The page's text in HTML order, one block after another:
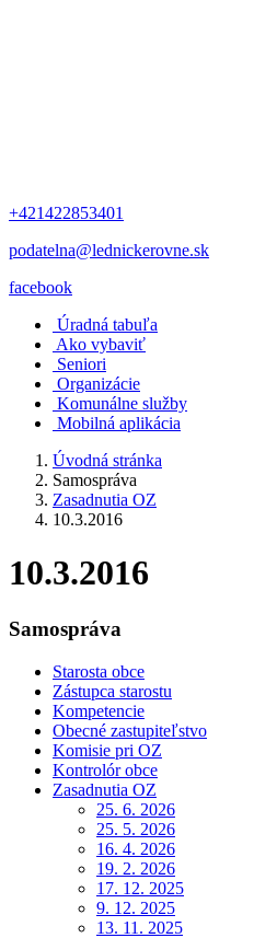
+421422853401
podatelna@lednickerovne.sk
facebook
Úradná tabuľa
Ako vybaviť
Seniori
Organizácie
Komunálne služby
Mobilná aplikácia
Úvodná stránka
Samospráva
Zasadnutia OZ
10.3.2016
10.3.2016
Samospráva
Starosta obce
Zástupca starostu
Kompetencie
Obecné zastupiteľstvo
Komisie pri OZ
Kontrolór obce
Zasadnutia OZ
25. 6. 2026
25. 5. 2026
16. 4. 2026
19. 2. 2026
17. 12. 2025
9. 12. 2025
13. 11. 2025